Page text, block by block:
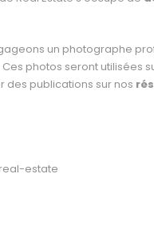
un photographe
photos seront utilisées
des publications sur nos